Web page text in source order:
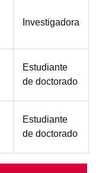
Función
Investigadora
Función
Estudiante
de doctorado
Función
Estudiante
de doctorado